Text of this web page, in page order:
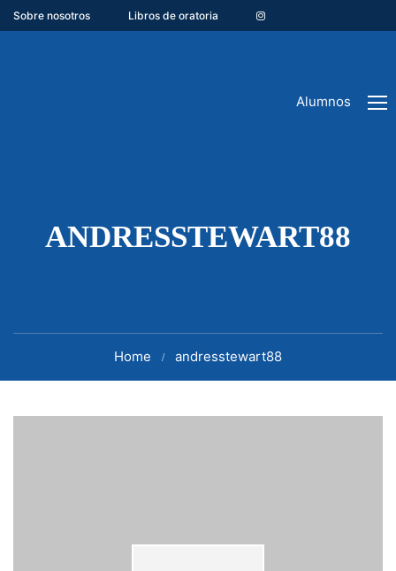
Sobre nosotros Libros de oratoria
Alumnos
ANDRESSTEWART88
Home andresstewart88